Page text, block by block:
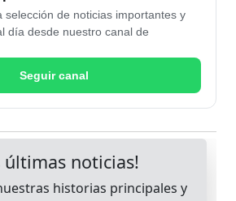
selección de noticias importantes y
día desde nuestro canal de
Seguir canal